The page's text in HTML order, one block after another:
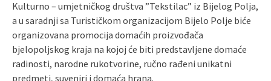
Kulturno – umjetničkog društva ”Tekstilac” iz Bijelog Polja,
a u saradnji sa Turističkom organizacijom Bijelo Polje biće
organizovana promocija domaćih proizvođača
bjelopoljskog kraja na kojoj će biti predstavljene domaće
radinosti, narodne rukotvorine, ručno rađeni unikatni
predmeti, suveniri i domaća hrana.